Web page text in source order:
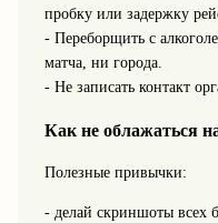
пробку или задержку
- Переборщить с
матча, ни города.
- Не записать контакт
Как не облажаться
Полезные привычки:
- делай скриншоты всех